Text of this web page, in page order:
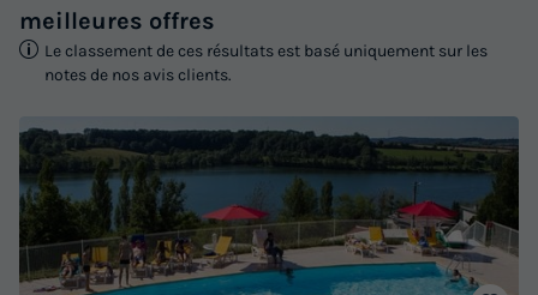
meilleures offres
Le classement de ces résultats est basé uniquement sur les
notes de nos avis clients.